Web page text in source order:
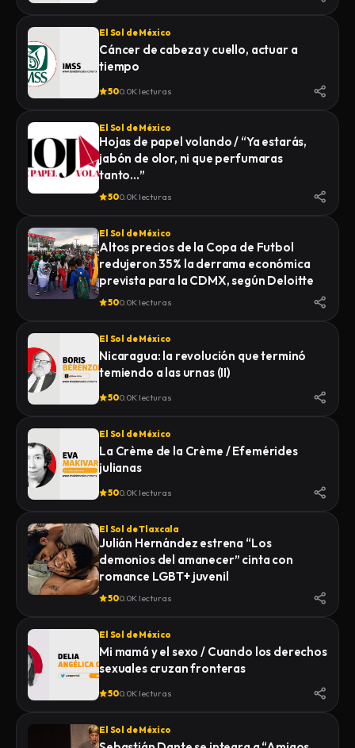
El Sol de México
Cáncer de cabeza y cuello, actuar a
tiempo
500.0K lecturas
El Sol de México
Hojas de papel volando / “Ya estarás,
jabón de olor, ni que perfumaras
tanto…”
500.0K lecturas
El Sol de México
Altos precios de la Copa de Futbol
redujeron 35% la derrama económica
prevista para la CDMX, según Deloitte
500.0K lecturas
El Sol de México
Nicaragua: la revolución que terminó
temiendo a las urnas (II)
500.0K lecturas
El Sol de México
La Crème de la Crème / Efemérides
julianas
500.0K lecturas
El Sol de Tlaxcala
Julián Hernández estrena “Los
demonios del amanecer” cinta con
romance LGBT+ juvenil
500.0K lecturas
El Sol de México
Mi mamá y el sexo / Cuando los derechos
sexuales cruzan fronteras
500.0K lecturas
El Sol de México